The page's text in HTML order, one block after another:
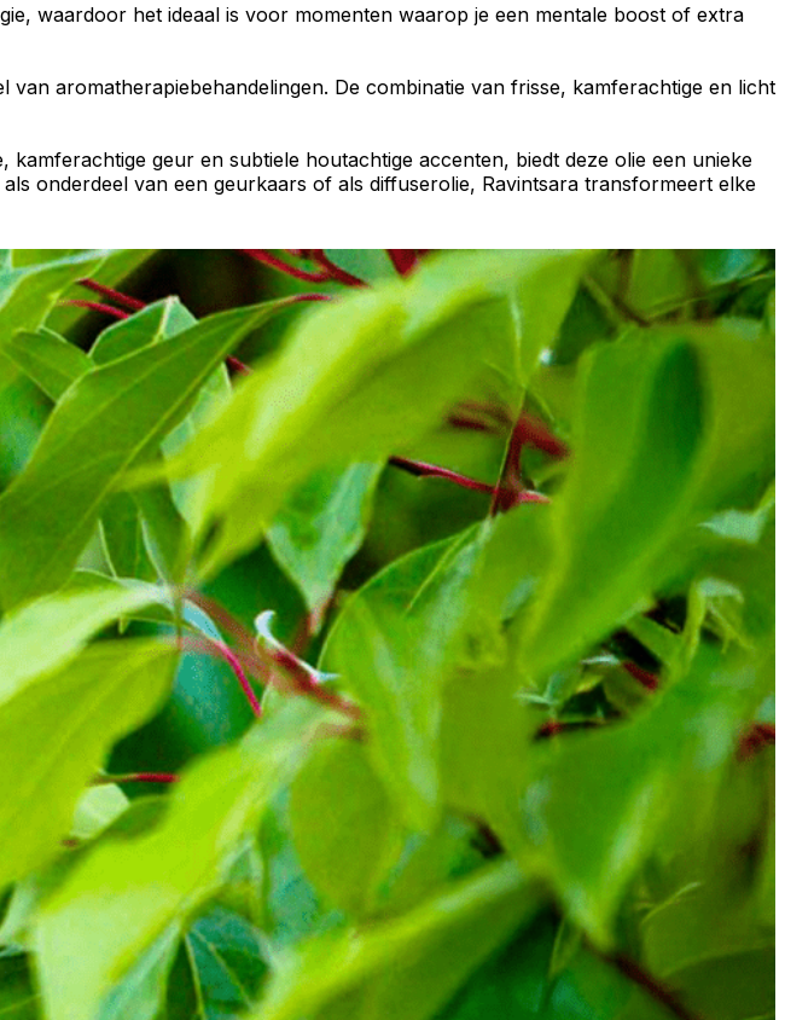
, waardoor het ideaal is voor momenten waarop je een mentale boost of extra
van aromatherapiebehandelingen. De combinatie van frisse, kamferachtige en licht
kamferachtige geur en subtiele houtachtige accenten, biedt deze olie een unieke
onderdeel van een geurkaars of als diffuserolie, Ravintsara transformeert elke